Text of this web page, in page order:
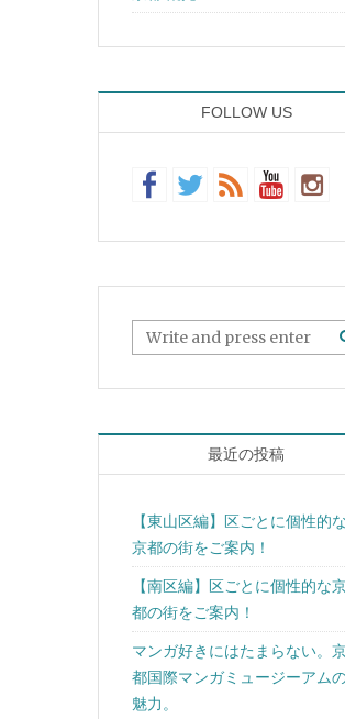
FOLLOW US
最近の投稿
【東山区編】区ごとに個性的な
京都の街をご案内！
【南区編】区ごとに個性的な
都の街をご案内！
マンガ好きにはたまらない。
都国際マンガミュージーアム
魅力。